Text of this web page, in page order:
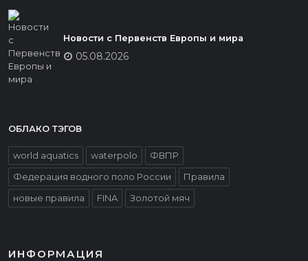
Новости с Первенств Европы и мира
05.08.2026
ОБЛАКО ТЭГОВ
world aquatics waterpolo
ФВПР
Федерация водного поло России
Правила
новые правила
FINA Золотой мяч
ИНФОРМАЦИЯ